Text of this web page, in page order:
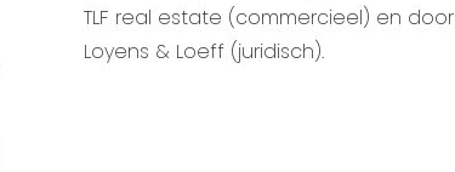
TLF real estate (commercieel) en door
Loyens & Loeff (juridisch).